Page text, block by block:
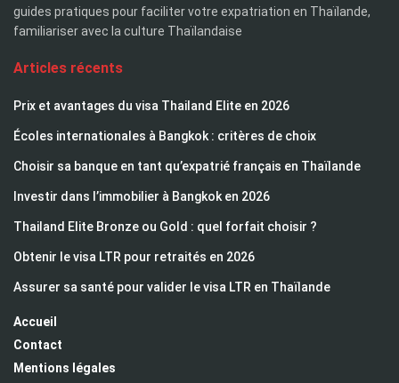
guides pratiques pour faciliter votre expatriation en Thaïlande,
familiariser avec la culture Thaïlandaise
Articles récents
Prix et avantages du visa Thailand Elite en 2026
Écoles internationales à Bangkok : critères de choix
Choisir sa banque en tant qu’expatrié français en Thaïlande
Investir dans l’immobilier à Bangkok en 2026
Thailand Elite Bronze ou Gold : quel forfait choisir ?
Obtenir le visa LTR pour retraités en 2026
Assurer sa santé pour valider le visa LTR en Thaïlande
Accueil
Contact
Mentions légales